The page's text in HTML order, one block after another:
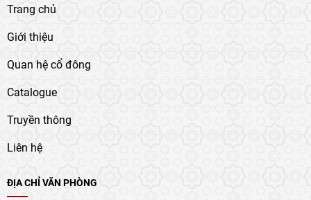
Trang chủ
Giới thiệu
Quan hệ cổ đông
Catalogue
Truyền thông
Liên hệ
ĐỊA CHỈ VĂN PHÒNG